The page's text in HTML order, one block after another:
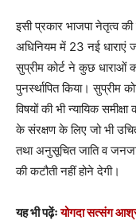
इसी प्रकार भाजपा नेतृत्व
अधिनियम में 23 नई
सुप्रीम कोर्ट ने कुछ धाराओं
पुनर्स्थापित किया। सुप्रीम
विषयों की भी न्यायिक
के संरक्षण के लिए जो भी
तथा अनुसूचित जाति व
की कटौती नहीं होने देगी।
यह भी पढ़ेंःयोगदा सत्संग